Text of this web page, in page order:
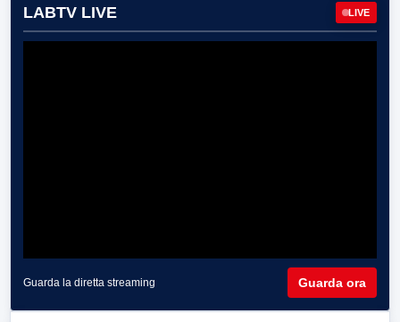
LABTV LIVE LIVE
Guarda la diretta streaming Guarda ora